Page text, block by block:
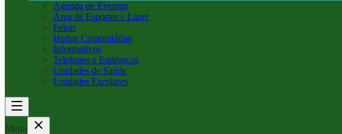
Agenda de Eventos
Área de Esportes e Lazer
Feiras
Hortas Comunitárias
Informativos
Telefones e Endereços
Unidades de Saúde
Unidades Escolares
Menu